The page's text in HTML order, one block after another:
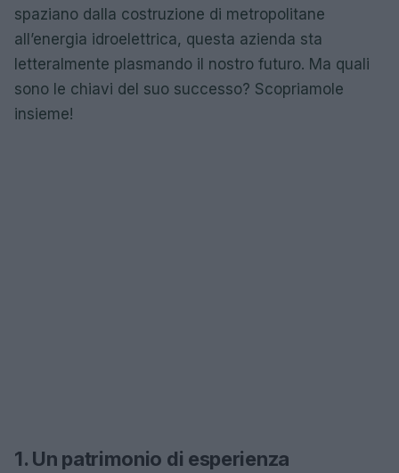
spaziano dalla costruzione di metropolitane
all’energia idroelettrica, questa azienda sta
letteralmente plasmando il nostro futuro. Ma quali
sono le chiavi del suo successo? Scopriamole
insieme!
1. Un patrimonio di esperienza